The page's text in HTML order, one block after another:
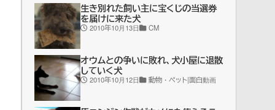
生き別れた飼い主に宝くじの当選券
を届けに来た犬
2010年10月13日 CM
オウムとの争いに敗れ、犬小屋に退散
していく犬
2010年10月12日 動物・ペット|面白動画